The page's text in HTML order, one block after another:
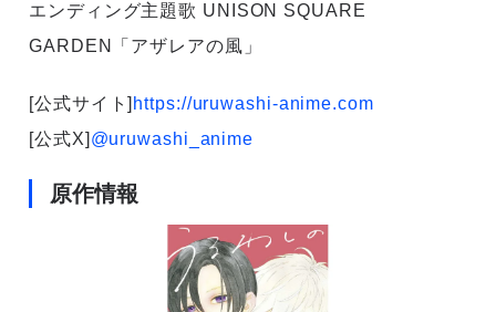
エンディング主題歌 UNISON SQUARE
GARDEN「アザレアの風」
[公式サイト] https://uruwashi-anime.com
[公式X] @uruwashi_anime
原作情報